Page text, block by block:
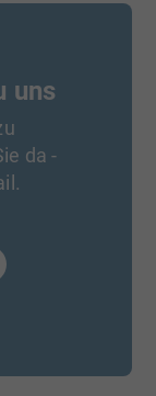
uns
da -